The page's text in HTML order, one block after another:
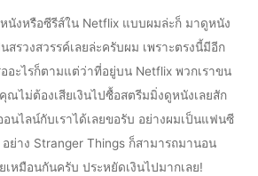
นังหรือซีรีส์ใน Netflix แบบผมล่ะก็ มาดูหนัง
สรวงสวรรค์เลยล่ะครับผม เพราะตรงนี้มีอีก
อะไรก็ตามแต่ว่าที่อยู่บน Netflix พวกเราขน
ณไม่ต้องเสียเงินไปซื้อสตรีมมิ่งดูหนังเลยสัก
นไลน์กับเราได้เลยขอรับ อย่างผมเป็นแฟนซี
ย่าง Stranger Things ก็สามารถมานอน
หมือนกันครับ ประหยัดเงินไปมากเลย!